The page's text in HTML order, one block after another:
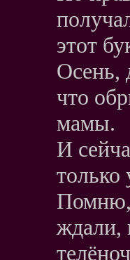
этот
Осень,
что
мамы.
И
только
Помню,
ждали,